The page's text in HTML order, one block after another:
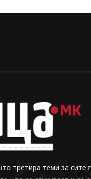
третира теми за сите